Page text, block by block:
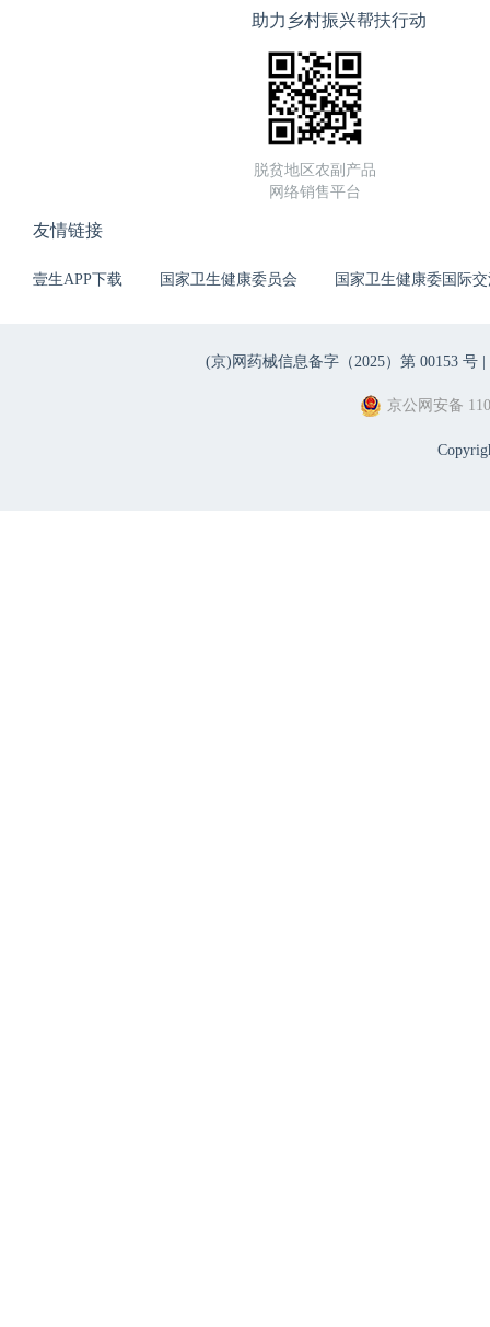
助力乡村振兴帮扶行动
脱贫地区农副产品
网络销售平台
友情链接
壹生APP下载 国家卫生健康委员会 国家卫生健康委国际
(京)网药械信息备字（2025）第 00153 号 |
京公网安备